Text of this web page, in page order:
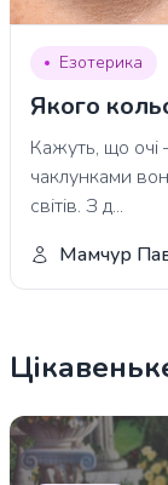
Езотерика
Якого
Кажуть, що очі
чаклунками
світів. З д...
Мамчур